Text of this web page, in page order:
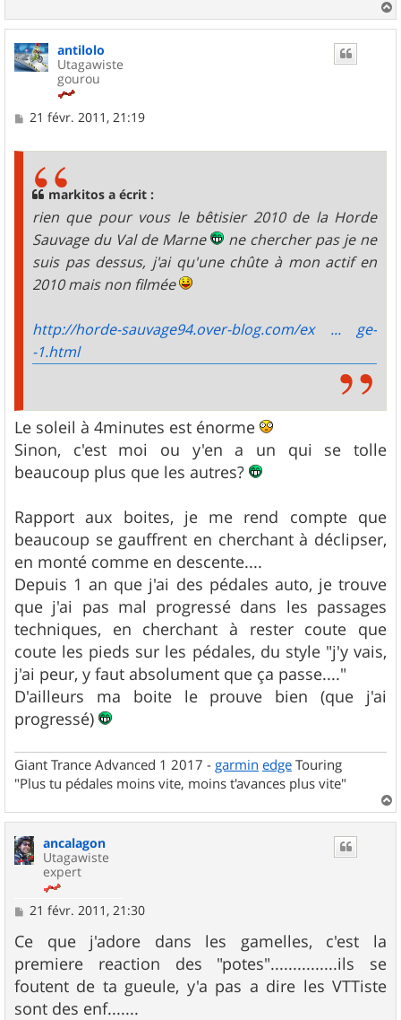
a
u
antilolo
Utagawiste
gourou
M
21 févr. 2011, 21:19
markitos a écrit :
rien que pour vous le bêtisier 2010 de la Horde
Sauvage du Val de Marne
ne chercher pas je ne
suis pas dessus, j'ai qu'une chûte à mon actif en
2010 mais non filmée
http://horde-sauvage94.over-blog.com/ex ... ge-
-1.html
Le soleil à 4minutes est énorme
Sinon, c'est moi ou y'en a un qui se tolle
beaucoup plus que les autres?
Rapport aux boites, je me rend compte que
beaucoup se gauffrent en cherchant à déclipser,
en monté comme en descente....
Depuis 1 an que j'ai des pédales auto, je trouve
que j'ai pas mal progressé dans les passages
techniques, en cherchant à rester coute que
coute les pieds sur les pédales, du style "j'y vais,
j'ai peur, y faut absolument que ça passe...."
D'ailleurs ma boite le prouve bien (que j'ai
progressé)
Giant Trance Advanced 1 2017 - garmin edge Touring
"Plus tu pédales moins vite, moins t'avances plus vite"
a
ancalagon
Utagawiste
expert
M
s
s
a
g
e
21 févr. 2011, 21:30
Ce que j'adore dans les gamelles, c'est la
premiere reaction des "potes"...............ils se
foutent de ta gueule, y'a pas a dire les VTTiste
sont des enf.......